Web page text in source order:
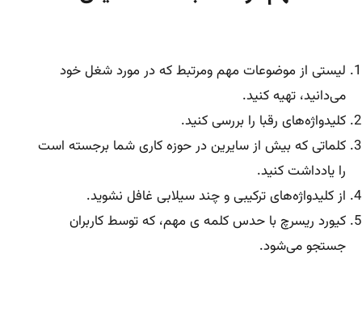
لیستی از موضوعات مهم ومرتبط که در مورد شغل خود
می‌دانید، تهیه کنید.
کلیدواژه‌‌های رقبا را بررسی کنید.
کلماتی که بیش از سایرین در حوزه کاری شما برجسته است
را یادداشت کنید.
از کلیدواژه‌های ترکیبی و چند سیلابی غافل نشوید.
کیورد ریسرچ با حدس کلمه ی مهم، که توسط کاربران
جستجو می‌‌شود.